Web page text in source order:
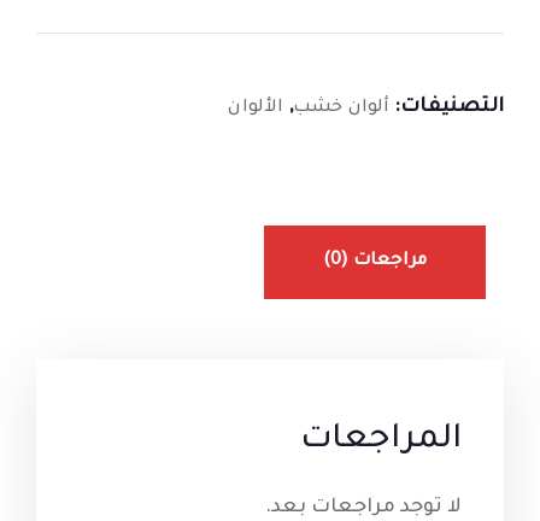
التصنيفات: ألوان خشب, الألوان
مراجعات (0)
المراجعات
لا توجد مراجعات بعد.